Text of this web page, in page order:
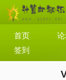
首页
签到